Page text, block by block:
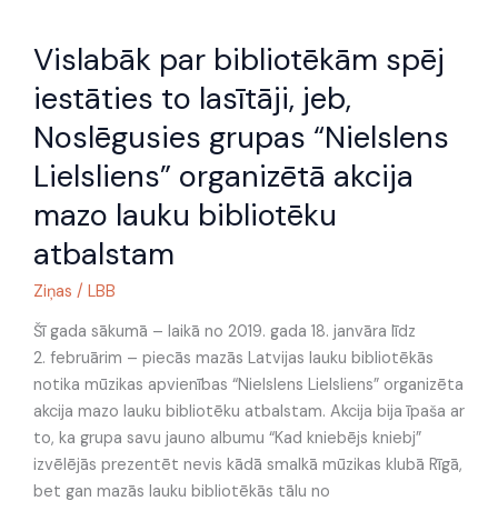
Vislabāk par bibliotēkām spēj
iestāties to lasītāji, jeb,
Noslēgusies grupas “Nielslens
Lielsliens” organizētā akcija
mazo lauku bibliotēku
atbalstam
Ziņas / LBB
Šī gada sākumā – laikā no 2019. gada 18. janvāra līdz
2. februārim – piecās mazās Latvijas lauku bibliotēkās
notika mūzikas apvienības “Nielslens Lielsliens” organizēta
akcija mazo lauku bibliotēku atbalstam. Akcija bija īpaša ar
to, ka grupa savu jauno albumu “Kad kniebējs kniebj”
izvēlējās prezentēt nevis kādā smalkā mūzikas klubā Rīgā,
bet gan mazās lauku bibliotēkās tālu no
par
spēj
iestāties
to
lasītāji,
jeb,
Noslēgusies
grupas
“Nielslens
Lielsliens”
organizētā
akcija
mazo
lauku
bibliotēku
atbalstam